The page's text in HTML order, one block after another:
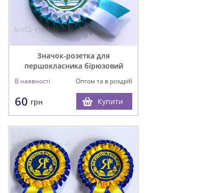
Значок-розетка для
першокласника бірюзовий
В наявності Оптом та в роздріб
60 грн Купити